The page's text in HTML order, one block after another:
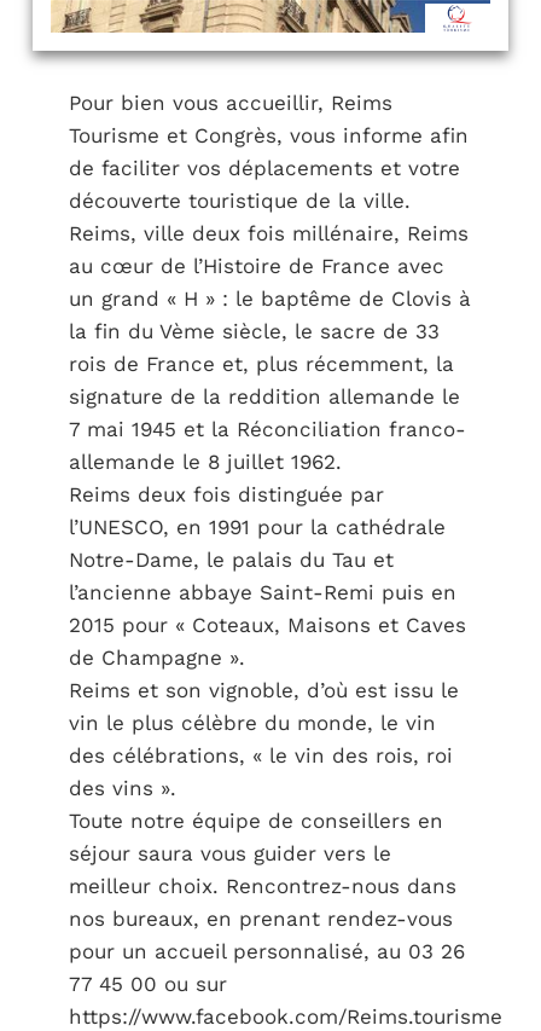
Pour bien vous accueillir, Reims
Tourisme et Congrès, vous informe afin
de faciliter vos déplacements et votre
découverte touristique de la ville.
Reims, ville deux fois millénaire, Reims
au cœur de l’Histoire de France avec
un grand « H » : le baptême de Clovis à
la fin du Vème siècle, le sacre de 33
rois de France et, plus récemment, la
signature de la reddition allemande le
7 mai 1945 et la Réconciliation franco-
allemande le 8 juillet 1962.
Reims deux fois distinguée par
l’UNESCO, en 1991 pour la cathédrale
Notre-Dame, le palais du Tau et
l’ancienne abbaye Saint-Remi puis en
2015 pour « Coteaux, Maisons et Caves
de Champagne ».
Reims et son vignoble, d’où est issu le
vin le plus célèbre du monde, le vin
des célébrations, « le vin des rois, roi
des vins ».
Toute notre équipe de conseillers en
séjour saura vous guider vers le
meilleur choix. Rencontrez-nous dans
nos bureaux, en prenant rendez-vous
pour un accueil personnalisé, au 03 26
77 45 00 ou sur
https://www.facebook.com/Reims.tourisme